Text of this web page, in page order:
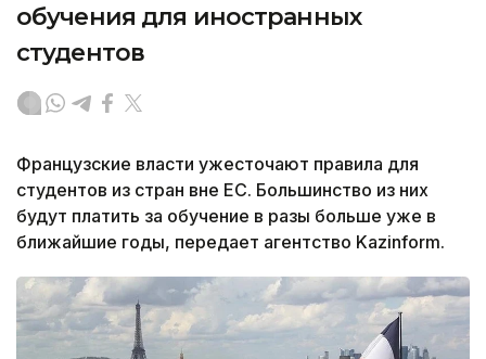
обучения для иностранных
студентов
Французские власти ужесточают правила для
студентов из стран вне ЕС. Большинство из них
будут платить за обучение в разы больше уже в
ближайшие годы, передает агентство Kazinform.